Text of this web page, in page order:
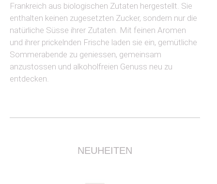
Frankreich aus biologischen Zutaten hergestellt. Sie
enthalten keinen zugesetzten Zucker, sondern nur die
natürliche Süsse ihrer Zutaten. Mit feinen Aromen
und ihrer prickelnden Frische laden sie ein, gemütliche
Sommerabende zu geniessen, gemeinsam
anzustossen und alkoholfreien Genuss neu zu
entdecken.
NEUHEITEN